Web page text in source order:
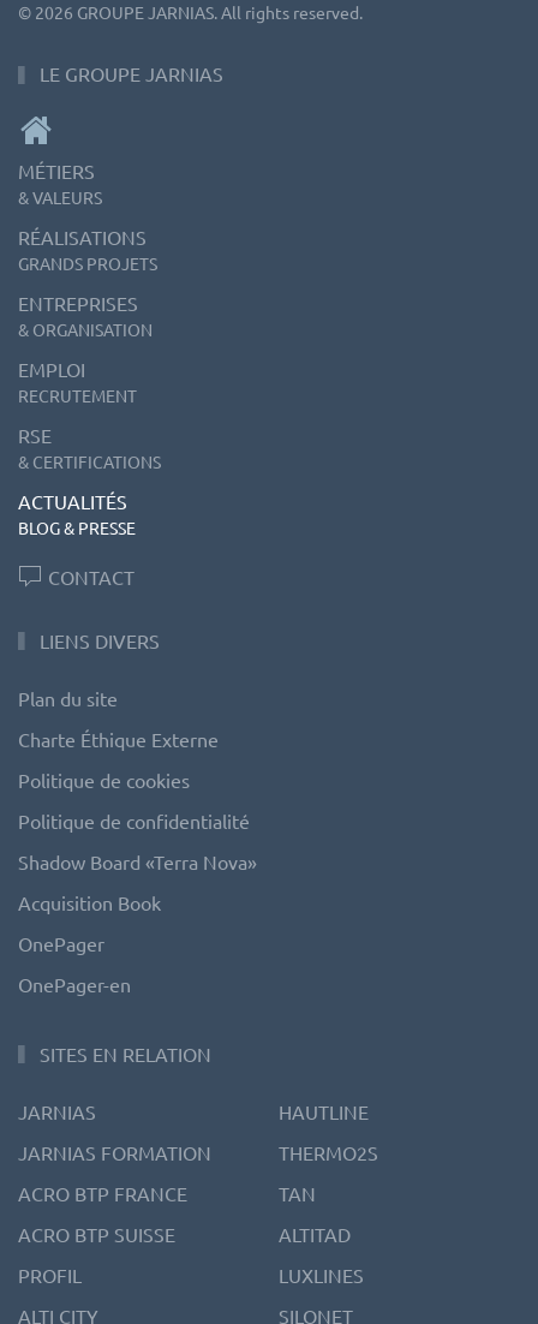
© 2026 GROUPE JARNIAS. All rights reserved.
LE GROUPE JARNIAS
MÉTIERS
& VALEURS
RÉALISATIONS
GRANDS PROJETS
ENTREPRISES
& ORGANISATION
EMPLOI
RECRUTEMENT
RSE
& CERTIFICATIONS
ACTUALITÉS
BLOG & PRESSE
CONTACT
LIENS DIVERS
Plan du site
Charte Éthique Externe
Politique de cookies
Politique de confidentialité
Shadow Board «Terra Nova»
Acquisition Book
OnePager
OnePager-en
SITES EN RELATION
JARNIAS
JARNIAS FORMATION
ACRO BTP FRANCE
ACRO BTP SUISSE
PROFIL
ALTI CITY
HAUTLINE
THERMO2S
TAN
ALTITAD
LUXLINES
SILONET